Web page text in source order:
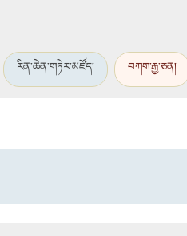
རིན་ཆེན་གཏེར་མཛོད། བཀག་རྒྱ་ཅན།